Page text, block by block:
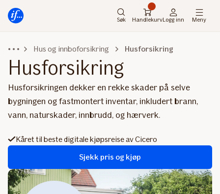
innhold
Søk HandlekurvLogg inn Meny
Hus og innboforsikring Husforsikring
Husforsikring
Husforsikringen dekker en rekke skader på selve
bygningen og fastmontert inventar, inkludert brann,
vann, naturskader, innbrudd, og hærverk.
Kåret til beste digitale kjøpsreise av Cicero
Sjekk pris og kjøp